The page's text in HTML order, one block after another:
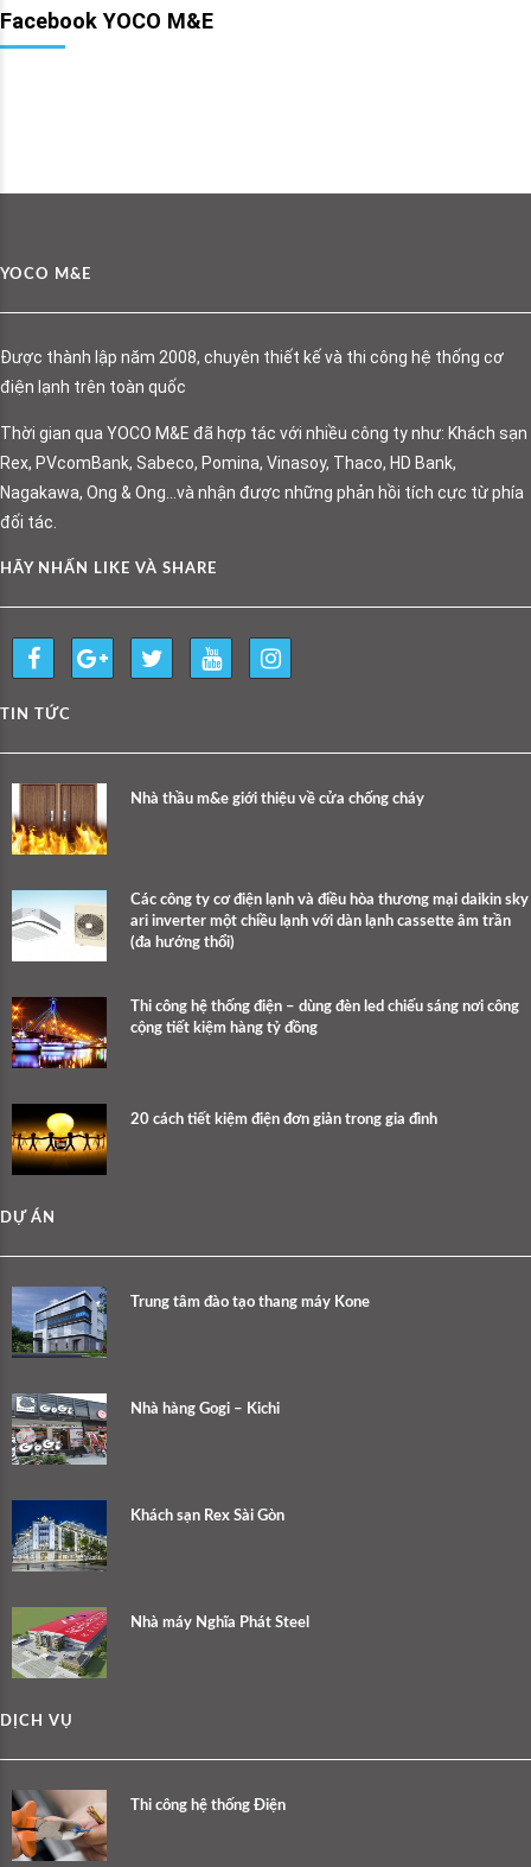
Facebook YOCO M&E
YOCO M&E
Được thành lập năm 2008, chuyên thiết kế và thi công hệ thống cơ
điện lạnh trên toàn quốc
Thời gian qua YOCO M&E đã hợp tác với nhiều công ty như: Khách sạn
Rex, PVcomBank, Sabeco, Pomina, Vinasoy, Thaco, HD Bank,
Nagakawa, Ong & Ong…và nhận được những phản hồi tích cực từ phía
đối tác.
HÃY NHẤN LIKE VÀ SHARE
TIN TỨC
Nhà thầu m&e giới thiệu về cửa chống cháy
Các công ty cơ điện lạnh và điều hòa thương mại daikin sky
ari inverter một chiều lạnh với dàn lạnh cassette âm trần
(đa hướng thổi)
Thi công hệ thống điện – dùng đèn led chiếu sáng nơi công
cộng tiết kiệm hàng tỷ đồng
20 cách tiết kiệm điện đơn giản trong gia đình
DỰ ÁN
Trung tâm đào tạo thang máy Kone
Nhà hàng Gogi – Kichi
Khách sạn Rex Sài Gòn
Nhà máy Nghĩa Phát Steel
DỊCH VỤ
Thi công hệ thống Điện